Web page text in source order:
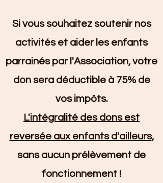
Si vous souhaitez soutenir nos
activités et aider les enfants
parrainés par l'Association, votre
don sera déductible à 75% de
vos impôts.
L'intégralité des dons est
reversée aux enfants d'ailleurs,
sans aucun prélèvement de
fonctionnement !